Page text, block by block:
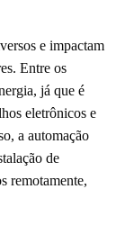
e impactam
Entre os
já que é
eletrônicos e
a automação
de
remotamente,